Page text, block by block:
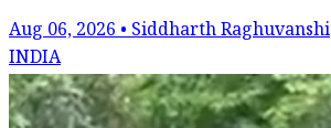
Aug 06, 2026 • Siddharth Raghuvanshi
INDIA